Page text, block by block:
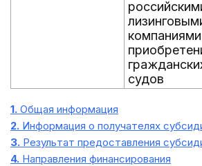
судов
1. Общая информация
2. Информация о получателях
3. Результат предоставления
4. Направления финансирования